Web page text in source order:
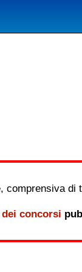
comprensiva
concorsi